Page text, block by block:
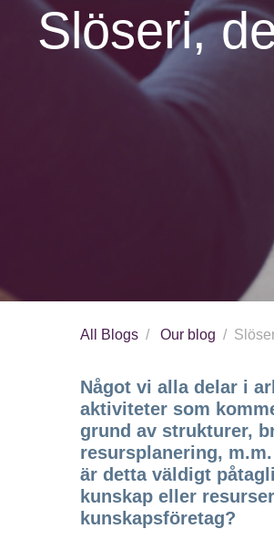
Slöseri,
All Blogs Our blog
Något vi alla delar i
aktiviteter som
grund av strukturer,
resursplanering,
är detta väldigt
kunskap eller
kunskapsföretag?